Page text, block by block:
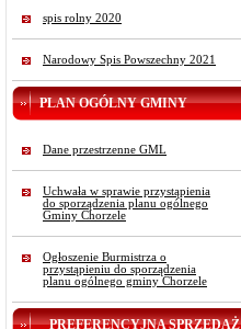
spis rolny 2020
Narodowy Spis Powszechny 2021
PLAN OGÓLNY GMINY
Dane przestrzenne GML
Uchwała w sprawie przystąpienia
do sporządzenia planu ogólnego
Gminy Chorzele
Ogłoszenie Burmistrza o
przystąpieniu do sporządzenia
planu ogólnego gminy Chorzele
PREFERENCYJNA SPRZEDAŻ